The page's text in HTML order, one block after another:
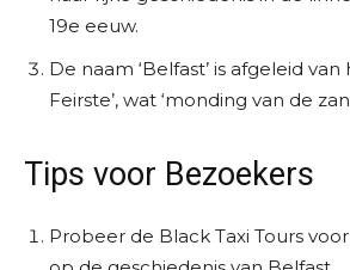
19e eeuw.
De naam ‘Belfast’ is afgeleid van
Feirste’, wat ‘monding van de
Tips voor Bezoekers
Probeer de Black Taxi Tours